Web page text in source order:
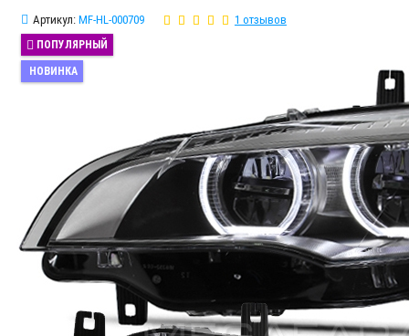
Артикул: MF-HL-000709 1 отзывов
ПОПУЛЯРНЫЙ
НОВИНКА